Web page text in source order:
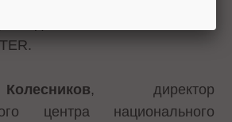
, директор
центра национального